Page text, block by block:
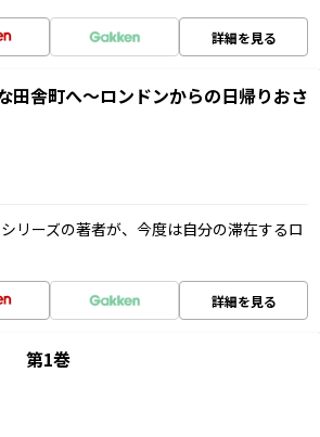
詳細を見る
田舎町へ～ロンドンからの日帰りおさ
リーズの著者が、今度は自分の滞在するロ
詳細を見る
第1巻